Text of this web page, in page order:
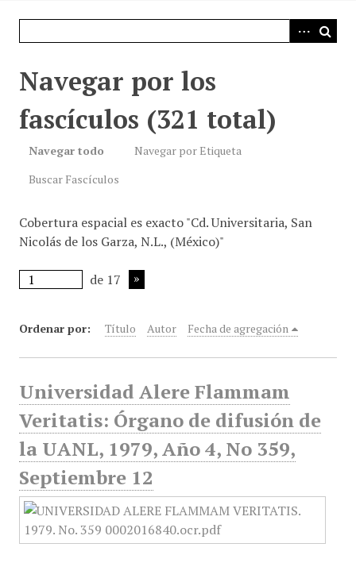
Navegar por los
fascículos (321 total)
Navegar todo
Navegar por Etiqueta
Buscar Fascículos
Cobertura espacial es exacto "Cd. Universitaria, San
Nicolás de los Garza, N.L., (México)"
de 17
Ordenar por: Título Autor Fecha de agregación
Universidad Alere Flammam
Veritatis: Órgano de difusión de
la UANL, 1979, Año 4, No 359,
Septiembre 12